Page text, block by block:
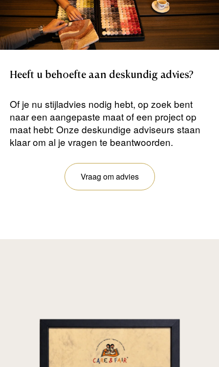
Heeft u behoefte aan deskundig advies?
Of je nu stijladvies nodig hebt, op zoek bent
naar een aangepaste maat of een project op
maat hebt: Onze deskundige adviseurs staan ​​
klaar om al je vragen te beantwoorden.
Vraag om advies